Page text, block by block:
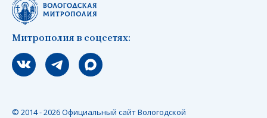
Митрополия в соцсетях:
Мы вконтакте
Мы в telegram
Мы в Макс
© 2014 - 2026 Официальный сайт Вологодской